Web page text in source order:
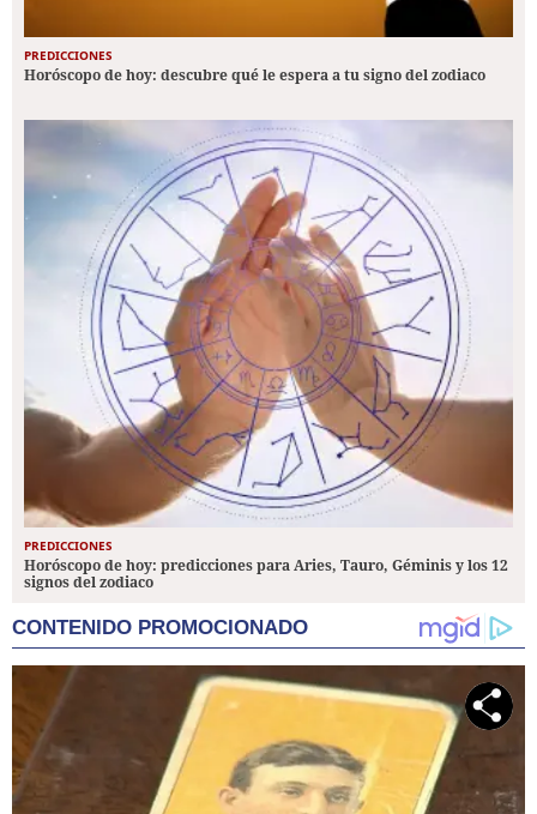
PREDICCIONES
Horóscopo de hoy: descubre qué le espera a tu signo del zodiaco
PREDICCIONES
Horóscopo de hoy: predicciones para Aries, Tauro, Géminis y los 12
signos del zodiaco
CONTENIDO PROMOCIONADO